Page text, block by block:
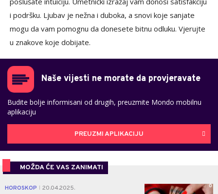
i podršku. Ljubav je nežna i duboka, a snovi koje sanjate
mogu da vam pomognu da donesete bitnu odluku. Vjerujte
u znakove koje dobijate.
Naše vijesti ne morate da provjeravate
Budite bolje informisani od drugih, preuzmite Mondo mobilnu
aplikaciju
PREUZMI APLIKACIJU
MOŽDA ĆE VAS ZANIMATI
HOROSKOP 20.04.2025. 0